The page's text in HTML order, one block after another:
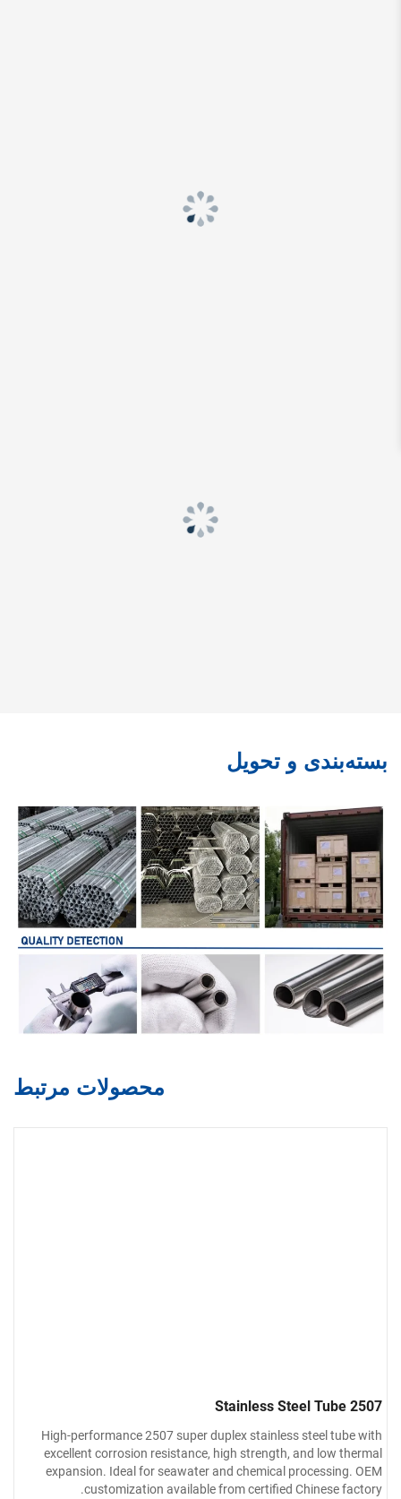
بسته‌بندی و تحویل
محصولات مرتبط
2507 Stainless Steel Tube
High-performance 2507 super duplex stainless steel tube with
excellent corrosion resistance, high strength, and low thermal
expansion. Ideal for seawater and chemical processing. OEM
customization available from certified Chinese factory.